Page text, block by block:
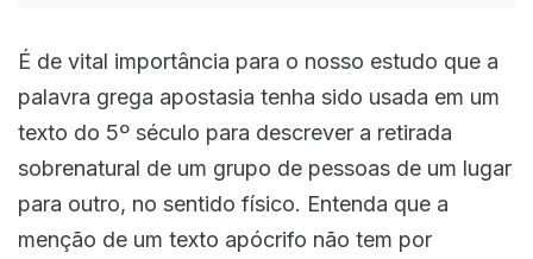
É de vital importância para o nosso estudo que a
palavra grega apostasia tenha sido usada em um
texto do 5º século para descrever a retirada
sobrenatural de um grupo de pessoas de um lugar
para outro, no sentido físico. Entenda que a
menção de um texto apócrifo não tem por